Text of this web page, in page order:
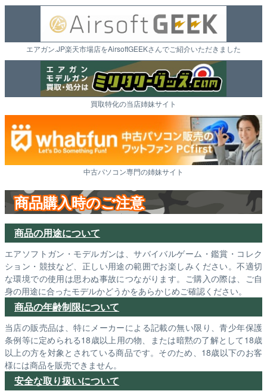
エアガン.JP楽天市場店をAirsoftGEEKさんでご紹介いただきました
買取特化の当店姉妹サイト
中古パソコン専門の姉妹サイト
商品購入時のご注意
商品の用途について
エアソフトガン・モデルガンは、サバイバルゲーム・鑑賞・コレク
ション・競技など、正しい用途の範囲でお楽しみください。不適切
な環境での使用は思わぬ事故につながります。ご購入の際は、ご自
身の用途に合ったモデルかどうかをあらかじめご確認ください。
商品の年齢制限について
当店の販売品は、特にメーカーによる記載の無い限り、青少年保護
条例等に定められる18歳以上用の物、または暗黙の了解として18歳
以上の方を対象とされている商品です。そのため、18歳以下のお客
様には商品を販売できません。
安全な取り扱いについて